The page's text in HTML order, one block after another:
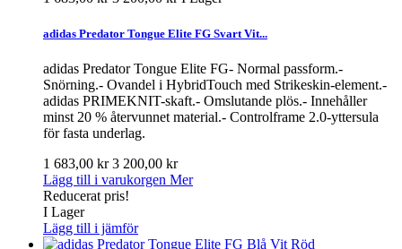
adidas Predator Tongue Elite FG Svart Vit...
adidas Predator Tongue Elite FG- Normal passform.-
Snörning.- Ovandel i HybridTouch med Strikeskin-element.-
adidas PRIMEKNIT-skaft.- Omslutande plös.- Innehåller
minst 20 % återvunnet material.- Controlframe 2.0-yttersula
för fasta underlag.
1 683,00 kr3 200,00 kr
Lägg till i varukorgen Mer
Reducerat pris!
I Lager
Lägg till i jämför